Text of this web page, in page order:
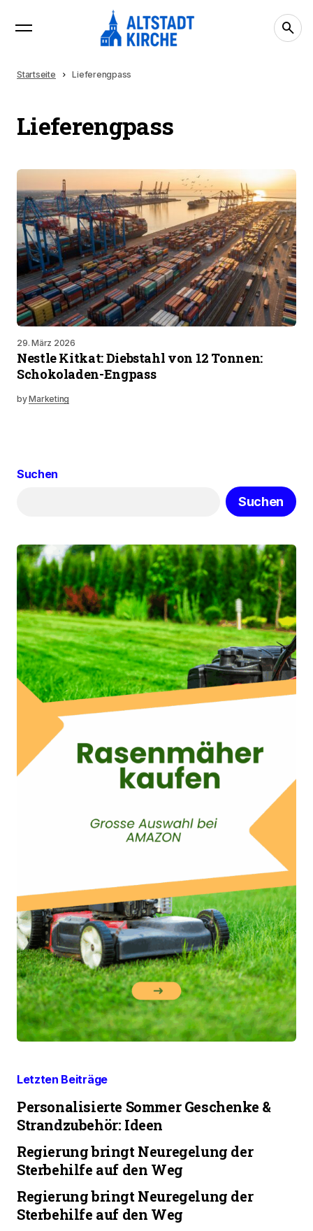
Startseite Lieferengpass
Lieferengpass
29. März 2026
Nestle Kitkat: Diebstahl von 12 Tonnen:
Schokoladen-Engpass
byMarketing
Suchen
Suchen
Letzten Beiträge
Personalisierte Sommer Geschenke &
Strandzubehör: Ideen
Regierung bringt Neuregelung der
Sterbehilfe auf den Weg
Regierung bringt Neuregelung der
Sterbehilfe auf den Weg